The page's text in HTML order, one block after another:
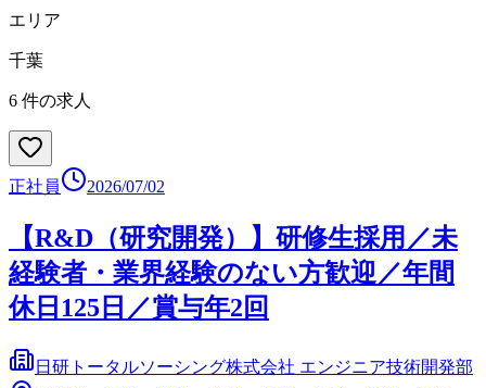
エリア
千葉
6 件の求人
正社員 2026/07/02
【R&D（研究開発）】研修生採用／未
経験者・業界経験のない方歓迎／年間
休日125日／賞与年2回
日研トータルソーシング株式会社 エンジニア技術開発部